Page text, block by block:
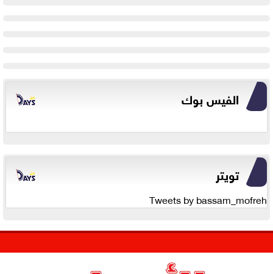
الفيس بوك
تويتر
Tweets by bassam_mofreh